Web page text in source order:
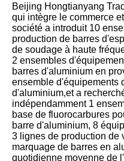
Beijing Hongtianyang
qui intègre le commerce
société a introduit 10
production de barres
de soudage à haute
2 ensembles
barres d'aluminium en
ensemble d'équipements
d'aluminium,et a
indépendamment 1
base de fluorocarbures
barre d'aluminium, 8
3 lignes de production de
marquage de barres en
quotidienne moyenne de